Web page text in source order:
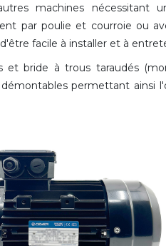
machines nécessitant
par poulie et courroie ou
facile à installer et à
bride à trous taraudés
permettant ainsi